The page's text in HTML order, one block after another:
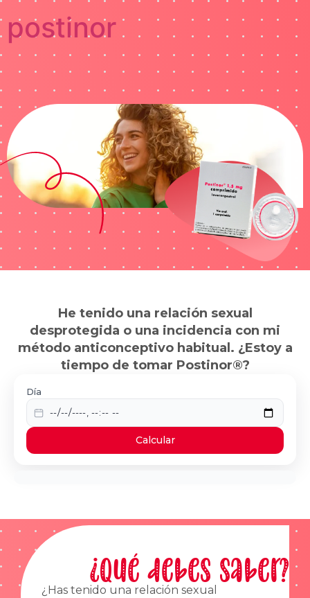
postinor
He tenido una relación sexual
desprotegida o una incidencia con mi
método anticonceptivo habitual. ¿Estoy a
tiempo de tomar Postinor®?
Día
Calcular
¿Qué debes saber?
¿Has tenido una relación sexual